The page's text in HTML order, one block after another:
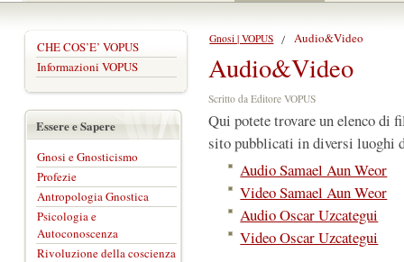
Gnosi | VOPUS Audio&Video
Audio&Video
Scritto da Editore VOPUS
Qui potete trovare un elenco di
sito pubblicati in diversi luoghi
Audio Samael Aun Weor
Video Samael Aun Weor
Audio Oscar Uzcategui
Video Oscar Uzcategui
CHE COS’E’ VOPUS
Informazioni VOPUS
Essere e Sapere
Gnosi e Gnosticismo
Profezie
Antropologia Gnostica
Psicologia e
Autoconoscenza
Rivoluzione della coscienza